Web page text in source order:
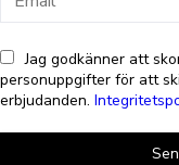
Jag godkänner att
personuppgifter för att
erbjudanden.